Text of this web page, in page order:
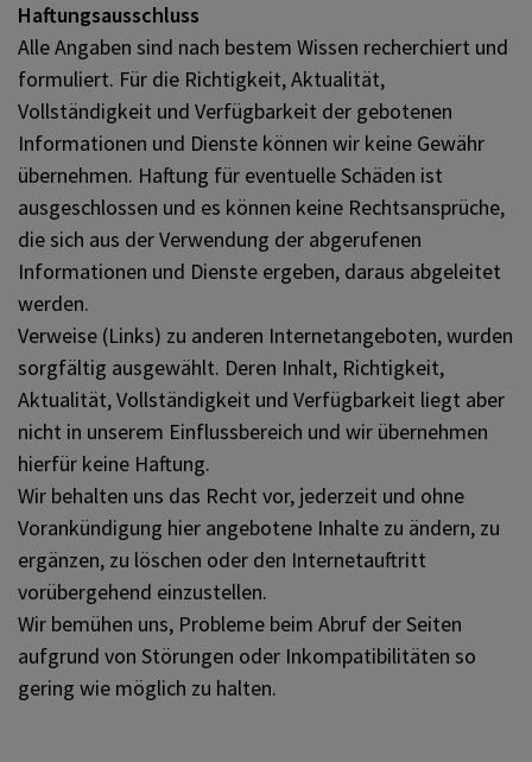
Haftungsausschluss
Alle Angaben sind nach bestem Wissen recherchiert und
formuliert. Für die Richtigkeit, Aktualität,
Vollständigkeit und Verfügbarkeit der gebotenen
Informationen und Dienste können wir keine Gewähr
übernehmen. Haftung für eventuelle Schäden ist
ausgeschlossen und es können keine Rechtsansprüche,
die sich aus der Verwendung der abgerufenen
Informationen und Dienste ergeben, daraus abgeleitet
werden.
Verweise (Links) zu anderen Internetangeboten, wurden
sorgfältig ausgewählt. Deren Inhalt, Richtigkeit,
Aktualität, Vollständigkeit und Verfügbarkeit liegt aber
nicht in unserem Einflussbereich und wir übernehmen
hierfür keine Haftung.
Wir behalten uns das Recht vor, jederzeit und ohne
Vorankündigung hier angebotene Inhalte zu ändern, zu
ergänzen, zu löschen oder den Internetauftritt
vorübergehend einzustellen.
Wir bemühen uns, Probleme beim Abruf der Seiten
aufgrund von Störungen oder Inkompatibilitäten so
gering wie möglich zu halten.